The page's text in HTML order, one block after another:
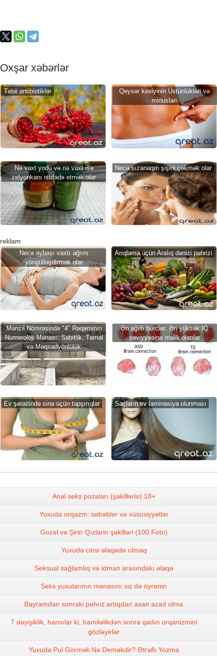
Oxşar xəbərlər
Təbii antibiotiklər
Qeysər kəsiyinin Üstünlükləri və
minusları
Nə vaxt yodu və nə vaxt isə
zelyonkanı istifadə etmək olar
Necə sızanaqın şişini çəkmək olar
reklam
Necə aybaşı vaxtı ağrını
yüngülləşdirmək olar
Arıqlama üçün Aralıq dənizi pəhrizi
Mənzil Nömrəsində "4" Rəqəminin
Numeroloji Mənası: Sabitlik, Təməl
və Məqsədyönlülük
Ən ağıllı bürclər: Ən yüksək IQ
səviyyəsinə malik olanlar
Ev şəraitində sinə üçün tapşırıqlar Saçların ev laminasiya olunması
Anal seks pozaları (şəkillərlə) 18+
Yuxuda orqazm: səbəblər və xüsusiyyətlər
Gozəl və Şirin Qızlarin şəkilləri (100 Foto)
Yuxuda cinsi əlaqədə olmaq
Seksual sağlamlıq və idman arasındakı əlaqə
Seks yuxularının mənasını siz də öyrənin
Bayramdan sonraki pəhriz:artıqdan asan azad olma
7 dəyişiklik, hansılar ki, hamiləlikdən sonra qadın orqanizmini
gözləyirlər
Yuxuda Pul Görmək Nə Deməkdir? Ətraflı Yozma